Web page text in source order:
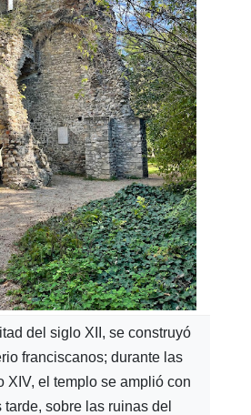
del siglo XII, se construyó
franciscanos; durante las
XIV, el templo se amplió con
tarde, sobre las ruinas del